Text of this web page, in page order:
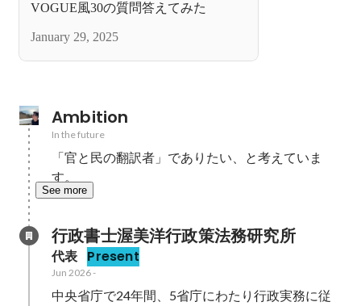
VOGUE風30の質問答えてみた
January 29, 2025
Ambition
In the future
「官と民の翻訳者」でありたい、と考えていま
す。
See more
行政書士渥美洋行政策法務研究所
代表 Present
Jun 2026-
中央省庁で24年間、5省庁にわたり行政実務に従